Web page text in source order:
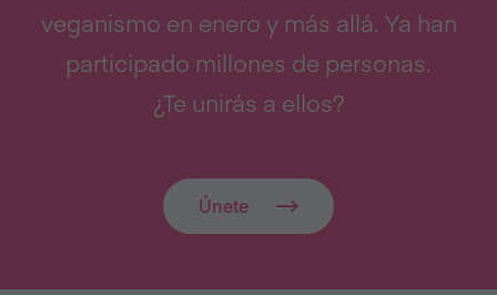
veganismo en enero y más allá. Ya han
participado millones de personas.
¿Te unirás a ellos?
Únete